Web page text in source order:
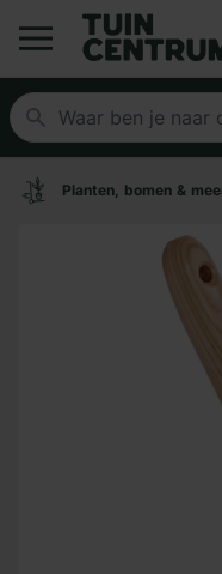
Logo
Planten, bomen &